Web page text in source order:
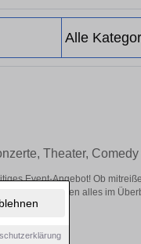
Theater, Comedy
Event-Angebot! Ob
– hier finden alles im